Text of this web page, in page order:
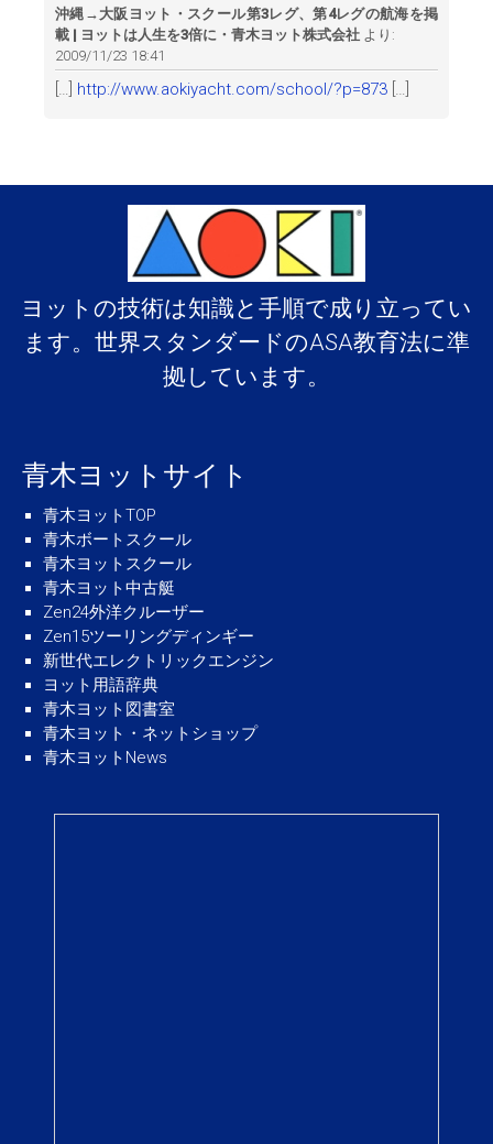
沖縄→大阪ヨット・スクール第3レグ、第4レグの航海を掲
載 | ヨットは人生を3倍に・青木ヨット株式会社 より:
2009/11/23 18:41
[…] http://www.aokiyacht.com/school/?p=873 […]
ヨットの技術は知識と手順で成り立ってい
ます。世界スタンダードのASA教育法に準
拠しています。
青木ヨットサイト
青木ヨットTOP
青木ボートスクール
青木ヨットスクール
青木ヨット中古艇
Zen24外洋クルーザー
Zen15ツーリングディンギー
新世代エレクトリックエンジン
ヨット用語辞典
青木ヨット図書室
青木ヨット・ネットショップ
青木ヨットNews